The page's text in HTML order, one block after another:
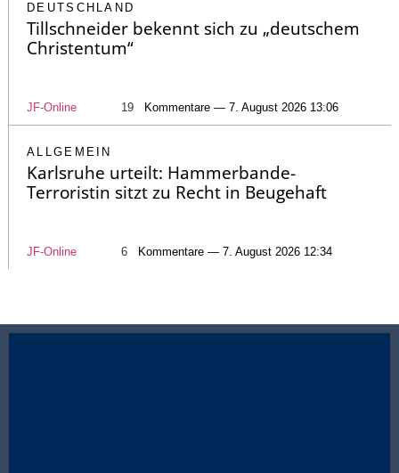
DEUTSCHLAND
Tillschneider bekennt sich zu „deutschem
Christentum“
JF-Online 19 Kommentare — 7. August 2026 13:06
ALLGEMEIN
Karlsruhe urteilt: Hammerbande-
Terroristin sitzt zu Recht in Beugehaft
JF-Online 6 Kommentare — 7. August 2026 12:34